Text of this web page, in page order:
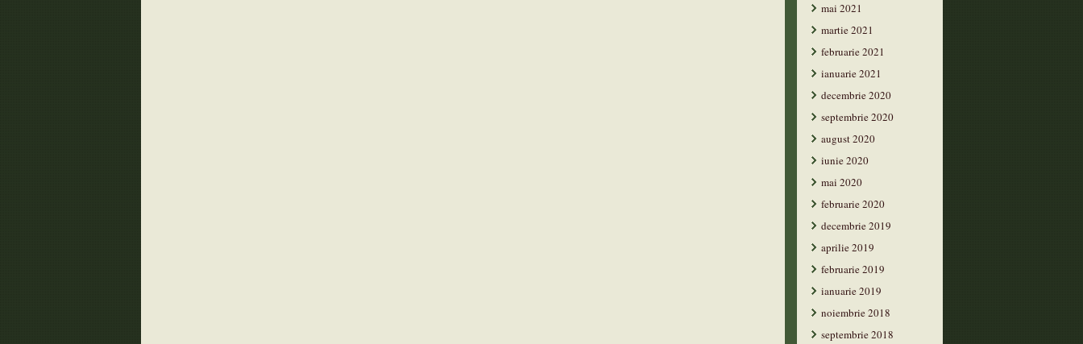
mai 2021
martie 2021
februarie 2021
ianuarie 2021
decembrie 2020
septembrie 2020
august 2020
iunie 2020
mai 2020
februarie 2020
decembrie 2019
aprilie 2019
februarie 2019
ianuarie 2019
noiembrie 2018
septembrie 2018